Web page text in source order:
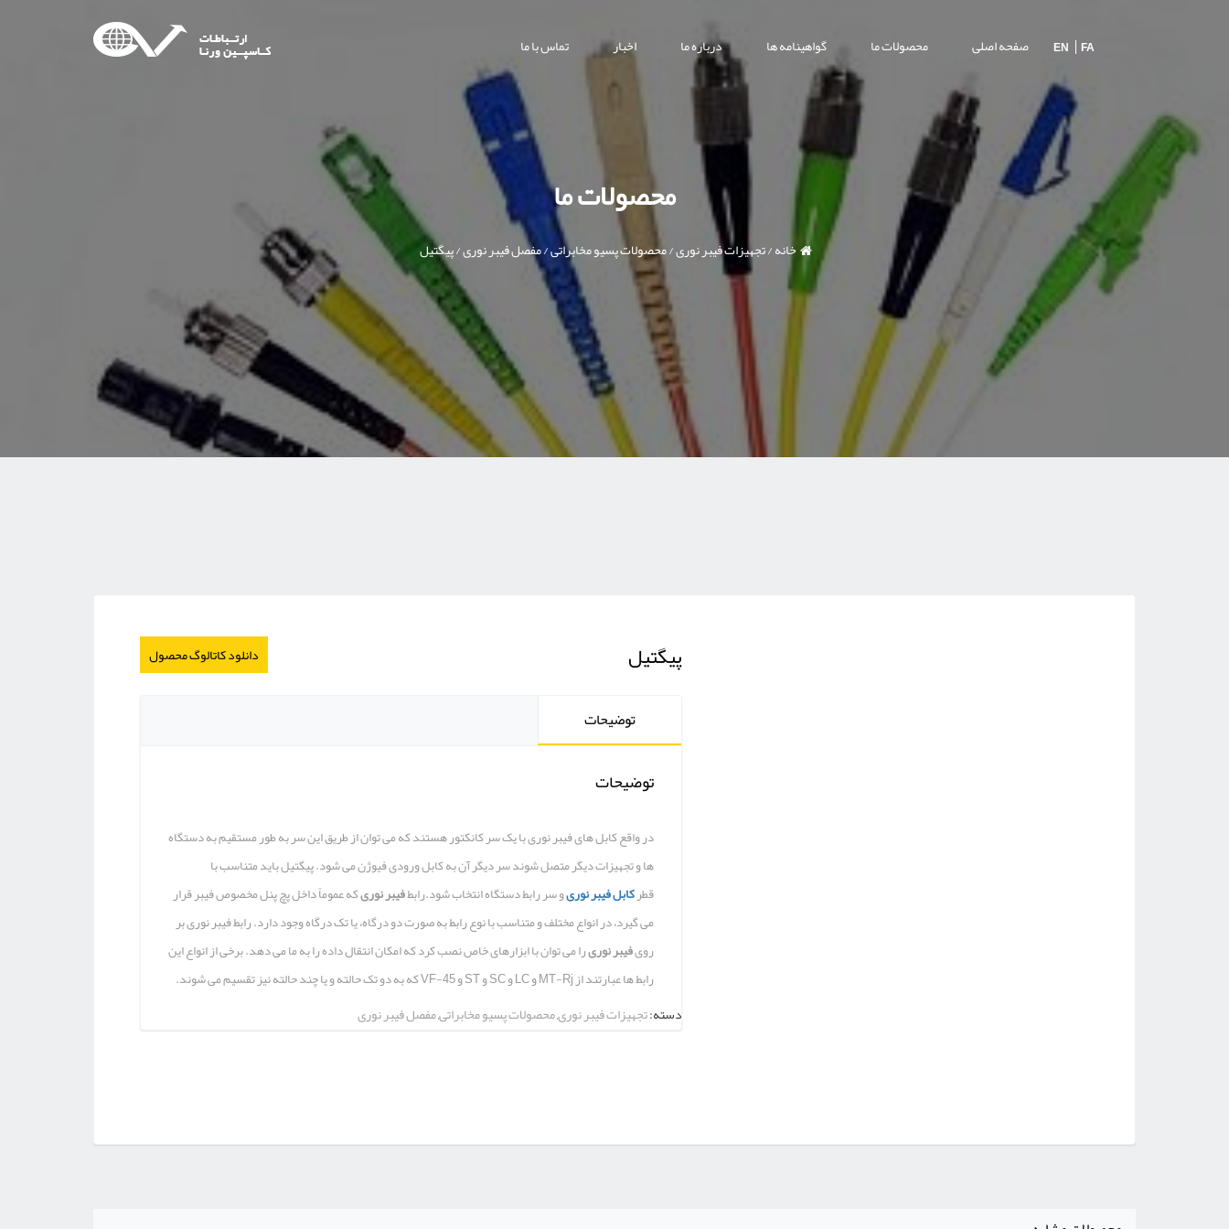
FA
EN صفحه اصلی محصولات ما گواهینامه ها درباره ما اخبار تماس با ما
محصولات ما
خانه/تجهیزات فیبر نوری/محصولات پسیو مخابراتی/مفصل فیبر نوری/پیگتیل
دانلود کاتالوگ محصول پیگتیل
دسته:تجهیزات فیبر نوری,محصولات پسیو مخابراتی,مفصل فیبر نوری
توضیحات
توضیحات
در واقع کابل های فیبر نوری با یک سر کانکتور هستند که می توان از طریق این سر به طور مستقیم به دستگاه
ها و تجهیزات دیگر متصل شوند سر دیگر آن به کابل ورودی فیوژن می شود. پیگتیل باید متناسب با
قطرکابل فیبر نوریو سر رابط دستگاه انتخاب شود.رابطفیبر نوریکه عموماً داخل پچ پنل مخصوص فیبر قرار
می گیرد، در انواع مختلف و متناسب با نوع رابط به صورت دو درگاه، یا تک درگاه وجود دارد. رابط فیبر نوری بر
رویفیبر نوریرا می توان با ابزارهای خاص نصب کرد که امکان انتقال داده را به ما می دهد. برخی از انواع این
رابط ها عبارتند از MT-Rj و LC و SC و ST و VF-45 که به دو تک حالته و یا چند حالته نیز تقسیم می شوند.